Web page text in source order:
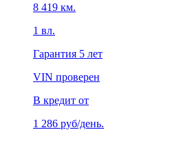
8 419 км.
1 вл.
Гарантия 5 лет
VIN проверен
В кредит от
1 286 руб/день.